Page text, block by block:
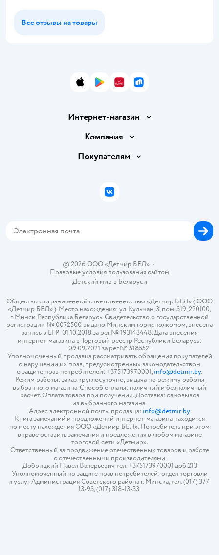
Все отзывы на товары
App StoreGoogle Play
AppGallery
RuStore
Интернет-магазин
Доставка и оплата
Правила продажи
Политика использования файлов cookie
Компания
Вакансии
Покупателям
Бонусные карты
© 2026 ООО «Детмир БЕЛ»•
Правовые условия пользования сайтом
Детский мир в Беларуси
Общество с ограниченной ответственностью «Детмир БЕЛ» ( ООО
«Детмир БЕЛ» ). Место нахождения: ул. Кульман, 3, пом. 319, 220100,
г. Минск, Республика Беларусь. Свидетельство о государственной
регистрации № 0072500 выдано Минским горисполкомом, внесена
запись в ЕГР 01.10.2018 за рег.№ 193143448. Дата внесения
интернет-магазина в Торговый реестр Республики Беларусь:
09.09.2021 за рег.№ 518552.
Уполномоченный продавца рассматривать обращения покупателей
о нарушении их прав, предусмотренных законодательством
о защите прав потребителей: +375173970001,info@detmir.by.
Режим работы: заказ круглосуточно, выдача по режиму работы
выбранного магазина. Способ оплаты: наличный и безналичный
расчёт. Оплата товара при получении. Доставка: самовывоз
из выбранного магазина.
Адрес электронной почты продавца: info@detmir.by
Книга замечаний и предложений интернет-магазина находится
по месту нахождения ООО «Детмир БЕЛ». Потребитель при этом
вправе оставить замечания и предложения в любом магазине
торговой сети «Детмир».
Ответственный за продвижение отечественных товаров и работе
с отечественными производителями
Добрицкий Павел Валерьевич тел. +375173970001 доб.213
Уполномоченный по защите прав потребителей: отдел торговли
и услуг Администрация Советского района г. Минска, тел. (017) 377-
13-93, (017) 318-13-33.
ВКонтакте